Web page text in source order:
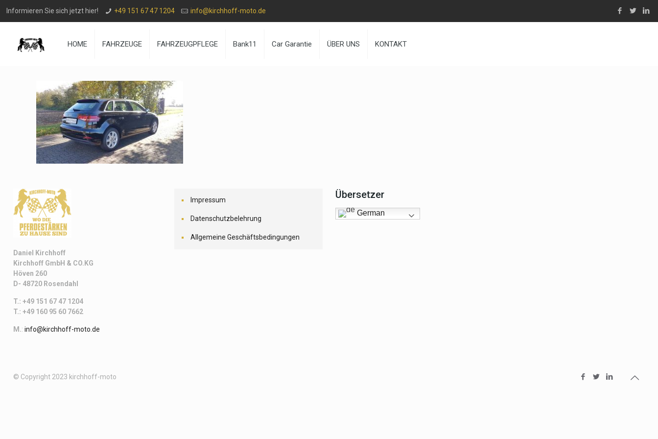
Informieren Sie sich jetzt hier! +49 151 67 47 1204 info@kirchhoff-moto.de
HOME FAHRZEUGE FAHRZEUGPFLEGE Bank11 Car Garantie ÜBER UNS KONTAKT
Daniel Kirchhoff
Kirchhoff GmbH & CO.KG
Höven 260
D- 48720 Rosendahl
T.: +49 151 67 47 1204
T.: +49 160 95 60 7662
M.: info@kirchhoff-moto.de
Impressum
Datenschutzbelehrung
Allgemeine Geschäftsbedingungen
Übersetzer
German
© Copyright 2023 kirchhoff-moto